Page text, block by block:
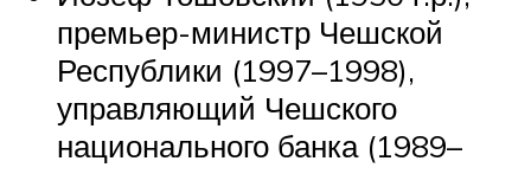
премьер-министр Чешской
Республики (1997–1998),
управляющий Чешского
национального банка (1989–